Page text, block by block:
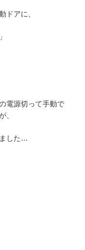
ドアに、
電源切って手動で
、
した…